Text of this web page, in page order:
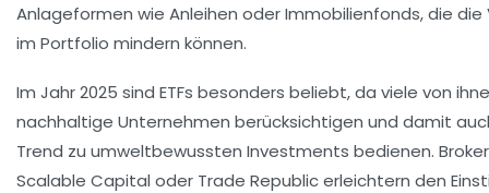
Anlageformen wie Anleihen oder Immobilienfonds, die
im Portfolio mindern können.
Im Jahr 2025 sind ETFs besonders beliebt, da viele von
nachhaltige Unternehmen berücksichtigen und damit
Trend zu umweltbewussten Investments bedienen.
Scalable Capital oder Trade Republic erleichtern den